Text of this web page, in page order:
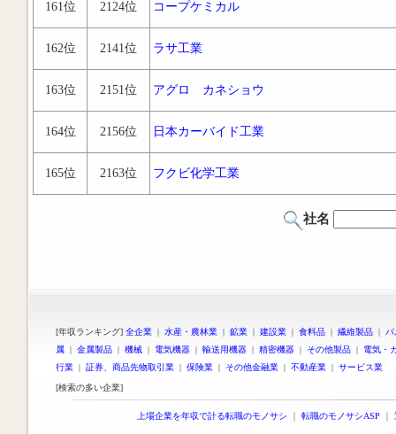
161位 2124位 コープケミカル
162位 2141位 ラサ工業
163位 2151位 アグロ カネショウ
164位 2156位 日本カーバイド工業
165位 2163位 フクビ化学工業
社名
[年収ランキング] 全企業 | 水産・農林業 | 鉱業 | 建設業 | 食料品 | 繊維製品 |
属 | 金属製品 | 機械 | 電気機器 | 輸送用機器 | 精密機器 | その他製品 | 電気・
行業 | 証券、商品先物取引業 | 保険業 | その他金融業 | 不動産業 | サービス業
[検索の多い企業]
上場企業を年収で計る転職のモノサシ ｜ 転職のモノサシASP ｜